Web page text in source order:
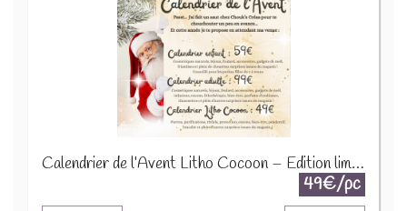
Calendrier de l’Avent Litho Cocoon – Édition limitée 2025
49€/pc